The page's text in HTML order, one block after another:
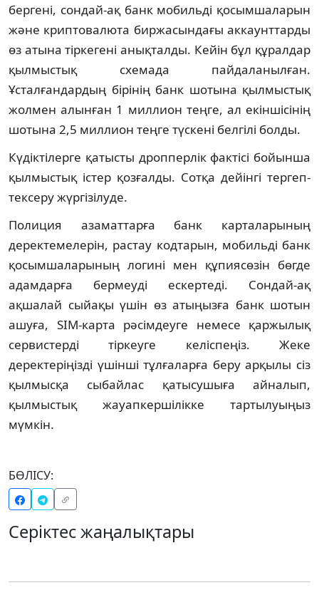
бергені, сондай-ақ банк мобильді қосымшаларын
және криптовалюта биржасындағы аккаунттарды
өз атына тіркегені анықталды. Кейін бұл құралдар
қылмыстық схемада пайдаланылған.
Ұсталғандардың бірінің банк шотына қылмыстық
жолмен алынған 1 миллион теңге, ал екіншісінің
шотына 2,5 миллион теңге түскені белгілі болды.
Күдіктілерге қатысты дропперлік фактісі бойынша
қылмыстық істер қозғалды. Сотқа дейінгі тергеп-
тексеру жүргізілуде.
Полиция азаматтарға банк карталарының
деректемелерін, растау кодтарын, мобильді банк
қосымшаларының логині мен құпиясөзін бөгде
адамдарға бермеуді ескертеді. Сондай-ақ
ақшалай сыйақы үшін өз атыңызға банк шотын
ашуға, SIM-карта рәсімдеуге немесе қаржылық
сервистерді тіркеуге келіспеңіз. Жеке
деректеріңізді үшінші тұлғаларға беру арқылы сіз
қылмысқа сыбайлас қатысушыға айналып,
қылмыстық жауапкершілікке тартылуыңыз
мүмкін.
БӨЛІСУ:
Серіктес жаңалықтары